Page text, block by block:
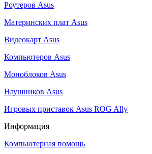
Роутеров Asus
Материнских плат Asus
Видеокарт Asus
Компьютеров Asus
Моноблоков Asus
Наушников Asus
Игровых приставок Asus ROG Ally
Информация
Компьютерная помощь